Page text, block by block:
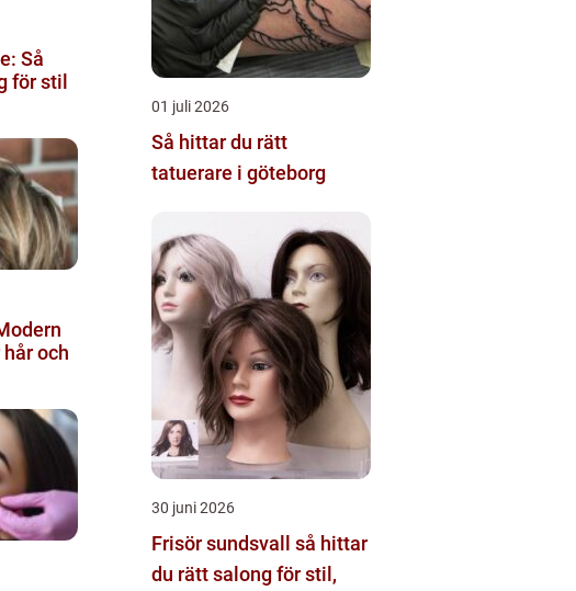
Så
för stil
och
01 juli 2026
Så hittar du rätt
tatuerare i göteborg
30 juni 2026
Frisör sundsvall så hittar
du rätt salong för stil,